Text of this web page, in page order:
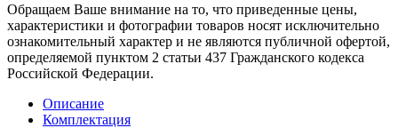
Обращаем Ваше внимание на то, что приведенные цены,
характеристики и фотографии товаров носят исключительно
ознакомительный характер и не являются публичной офертой,
определяемой пунктом 2 статьи 437 Гражданского кодекса
Российской Федерации.
Описание
Комплектация